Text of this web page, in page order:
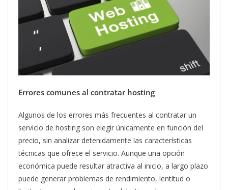
Errores comunes al contratar hosting
Algunos de los errores más frecuentes al contratar un
servicio de hosting son elegir únicamente en función del
precio, sin analizar detenidamente las características
técnicas que ofrece el servicio. Aunque una opción
económica puede resultar atractiva al inicio, a largo plazo
puede generar problemas de rendimiento, lentitud o